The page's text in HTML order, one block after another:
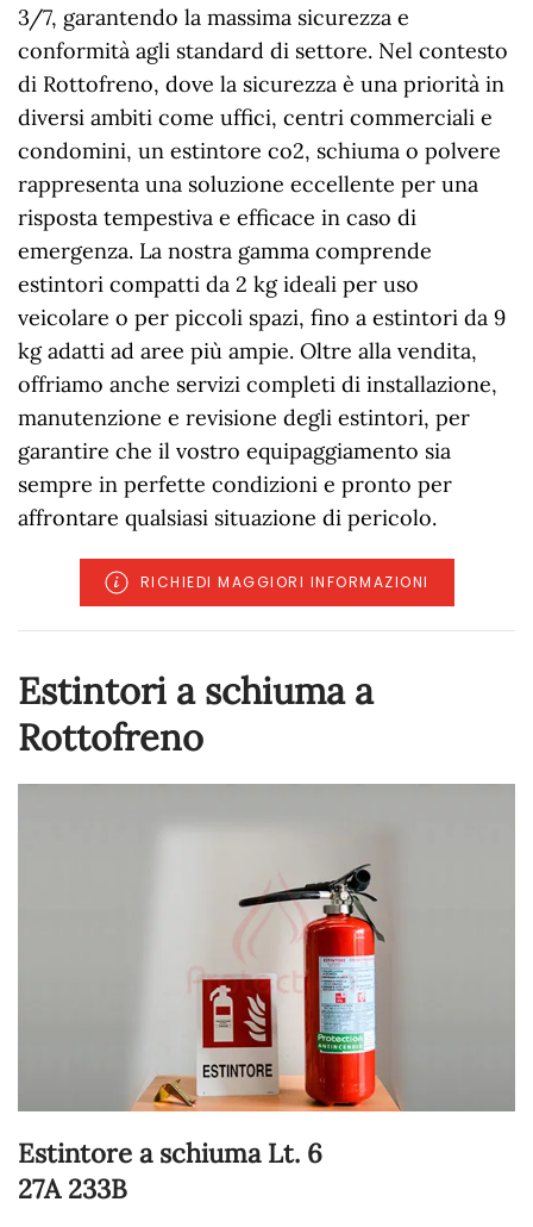
3/7, garantendo la massima sicurezza e
conformità agli standard di settore. Nel contesto
di Rottofreno, dove la sicurezza è una priorità in
diversi ambiti come uffici, centri commerciali e
condomini, un estintore co2, schiuma o polvere
rappresenta una soluzione eccellente per una
risposta tempestiva e efficace in caso di
emergenza. La nostra gamma comprende
estintori compatti da 2 kg ideali per uso
veicolare o per piccoli spazi, fino a estintori da 9
kg adatti ad aree più ampie. Oltre alla vendita,
offriamo anche servizi completi di installazione,
manutenzione e revisione degli estintori, per
garantire che il vostro equipaggiamento sia
sempre in perfette condizioni e pronto per
affrontare qualsiasi situazione di pericolo.
RICHIEDI MAGGIORI INFORMAZIONI
Estintori a schiuma a
Rottofreno
Estintore a schiuma Lt. 6
27A 233B